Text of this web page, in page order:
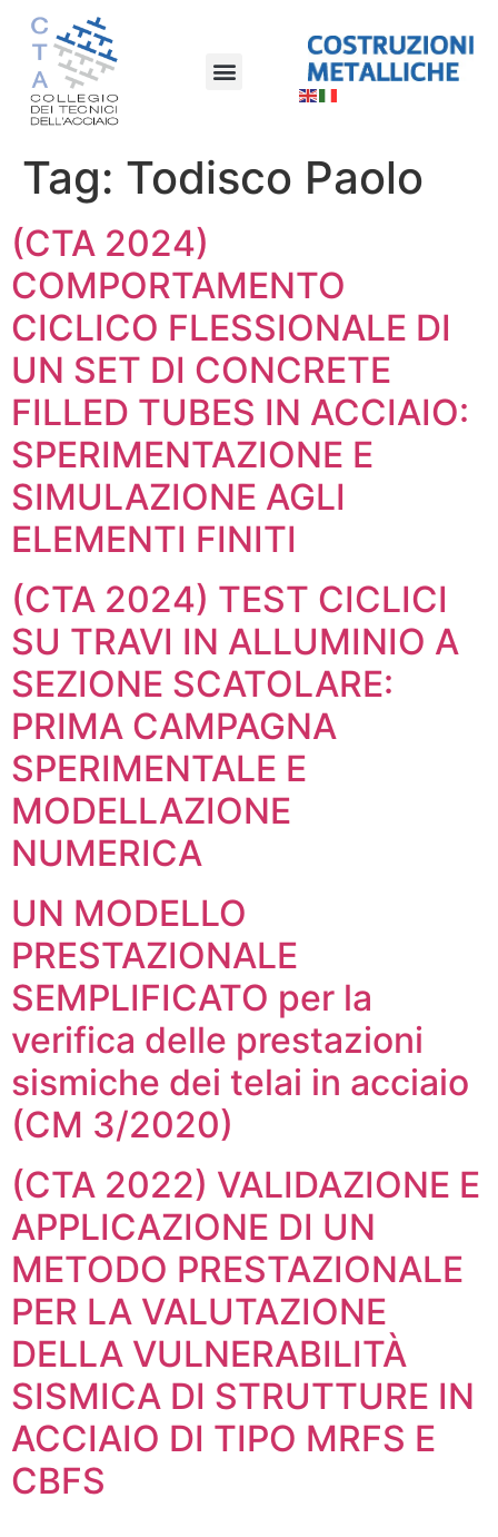
Tag: Todisco Paolo
(CTA 2024)
COMPORTAMENTO
CICLICO FLESSIONALE DI
UN SET DI CONCRETE
FILLED TUBES IN ACCIAIO:
SPERIMENTAZIONE E
SIMULAZIONE AGLI
ELEMENTI FINITI
(CTA 2024) TEST CICLICI
SU TRAVI IN ALLUMINIO A
SEZIONE SCATOLARE:
PRIMA CAMPAGNA
SPERIMENTALE E
MODELLAZIONE
NUMERICA
UN MODELLO
PRESTAZIONALE
SEMPLIFICATO per la
verifica delle prestazioni
sismiche dei telai in acciaio
(CM 3/2020)
(CTA 2022) VALIDAZIONE E
APPLICAZIONE DI UN
METODO PRESTAZIONALE
PER LA VALUTAZIONE
DELLA VULNERABILITÀ
SISMICA DI STRUTTURE IN
ACCIAIO DI TIPO MRFS E
CBFS